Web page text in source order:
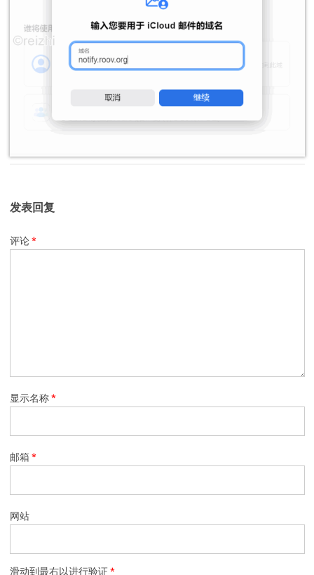
发表回复
评论*
显示名称*
邮箱*
网站
滑动到最右以进行验证 *